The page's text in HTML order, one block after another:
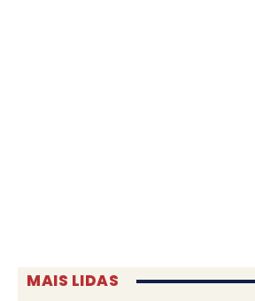
MAIS LIDAS